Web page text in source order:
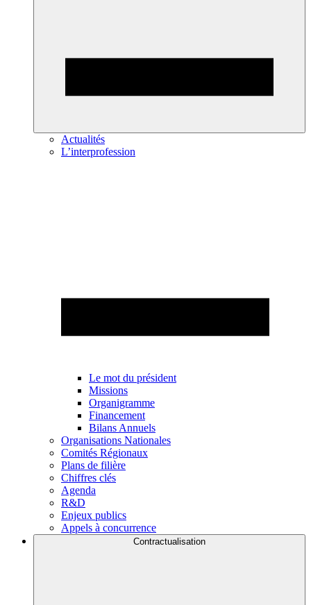
Actualités
L’interprofession
Le mot du président
Missions
Organigramme
Financement
Bilans Annuels
Organisations Nationales
Comités Régionaux
Plans de filière
Chiffres clés
Agenda
R&D
Enjeux publics
Appels à concurrence
Contractualisation